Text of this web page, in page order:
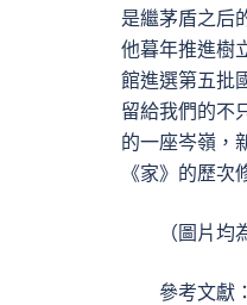
是繼茅盾之后
他暮年推進樹
館進選第五批
留給我們的不
的一座岑嶺，
《家》的歷
（圖片均
參考文獻：